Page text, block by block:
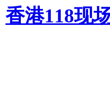
香港118现